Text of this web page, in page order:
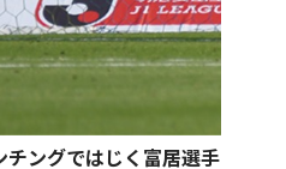
ングではじく富居選手